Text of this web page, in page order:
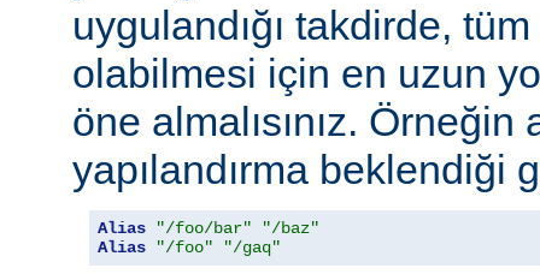
uygulandığı takdirde,
olabilmesi için en uzun
öne almalısınız. Örneğin
yapılandırma beklendiği
Alias "/foo/bar"
"/baz"
Alias
"/foo" "/gaq"